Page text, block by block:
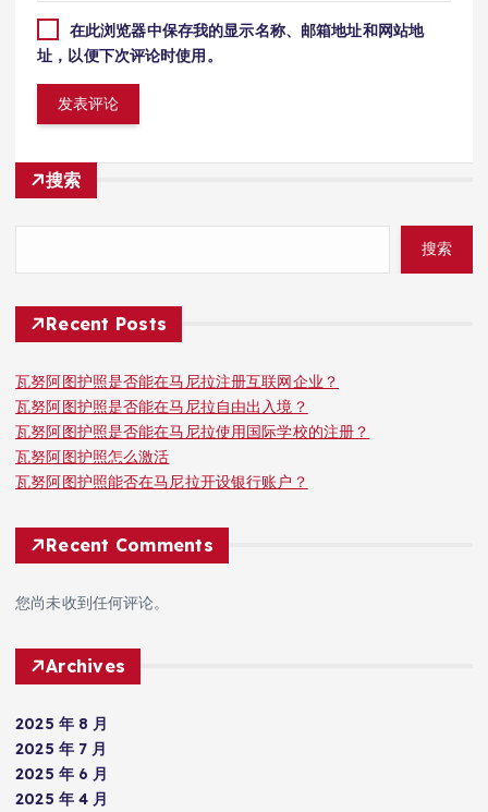
在此浏览器中保存我的显示名称、邮箱地址和网站地
址，以便下次评论时使用。
搜索
搜索
Recent Posts
瓦努阿图护照是否能在马尼拉注册互联网企业？
瓦努阿图护照是否能在马尼拉自由出入境？
瓦努阿图护照是否能在马尼拉使用国际学校的注册？
瓦努阿图护照怎么激活
瓦努阿图护照能否在马尼拉开设银行账户？
Recent Comments
您尚未收到任何评论。
Archives
2025 年 8 月
2025 年 7 月
2025 年 6 月
2025 年 4 月